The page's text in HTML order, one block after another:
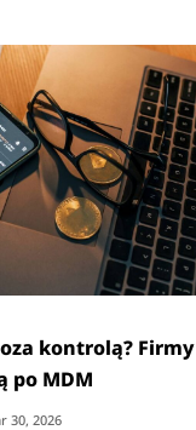
kontrolą? Firmy
po MDM
30, 2026